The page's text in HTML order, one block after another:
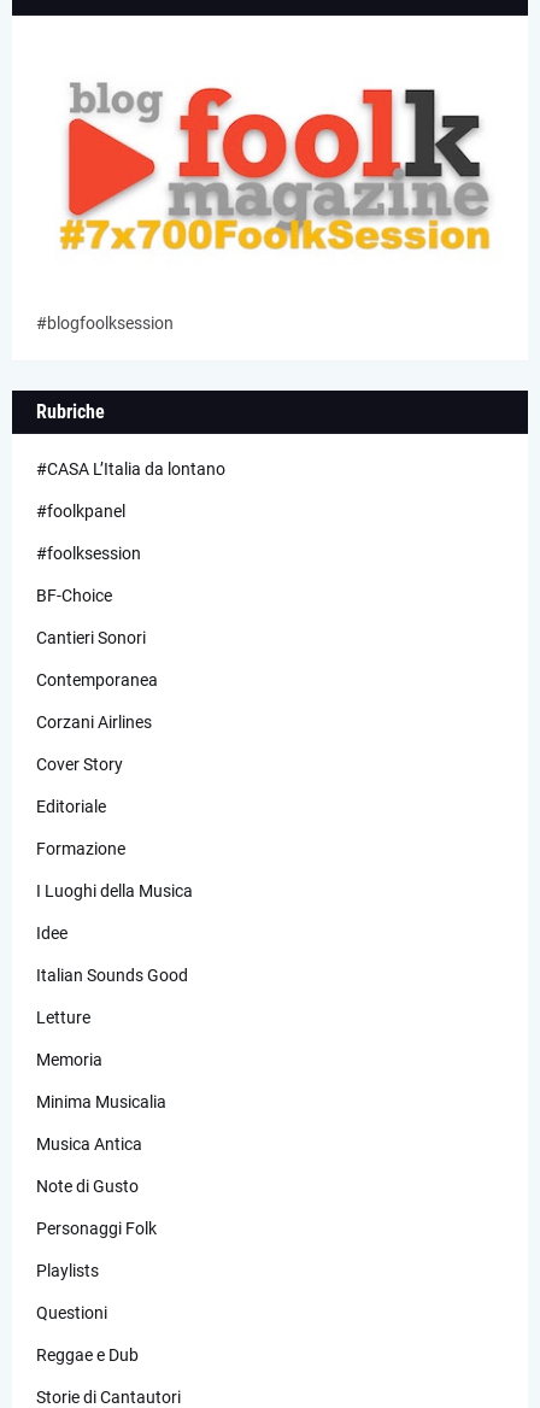
#blogfoolksession
Rubriche
#CASA L’Italia da lontano
#foolkpanel
#foolksession
BF-Choice
Cantieri Sonori
Contemporanea
Corzani Airlines
Cover Story
Editoriale
Formazione
I Luoghi della Musica
Idee
Italian Sounds Good
Letture
Memoria
Minima Musicalia
Musica Antica
Note di Gusto
Personaggi Folk
Playlists
Questioni
Reggae e Dub
Storie di Cantautori